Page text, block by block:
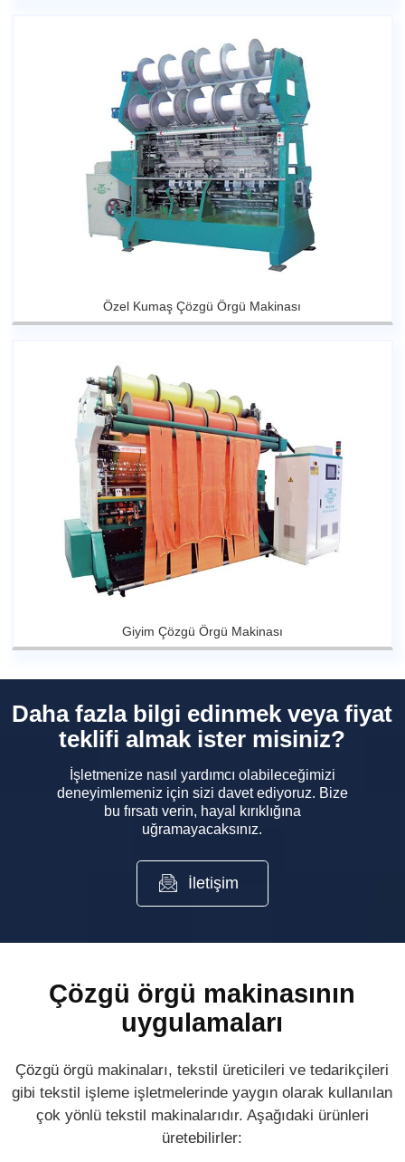
Özel Kumaş Çözgü Örgü Makinası
Giyim Çözgü Örgü Makinası
Daha fazla bilgi edinmek veya fiyat
teklifi almak ister misiniz?
İşletmenize nasıl yardımcı olabileceğimizi
deneyimlemeniz için sizi davet ediyoruz. Bize
bu fırsatı verin, hayal kırıklığına
uğramayacaksınız.
İletişim
Çözgü örgü makinasının
uygulamaları
Çözgü örgü makinaları, tekstil üreticileri ve tedarikçileri
gibi tekstil işleme işletmelerinde yaygın olarak kullanılan
çok yönlü tekstil makinalarıdır. Aşağıdaki ürünleri
üretebilirler: